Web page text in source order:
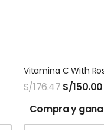
S/176.47S/150.00
Compra y